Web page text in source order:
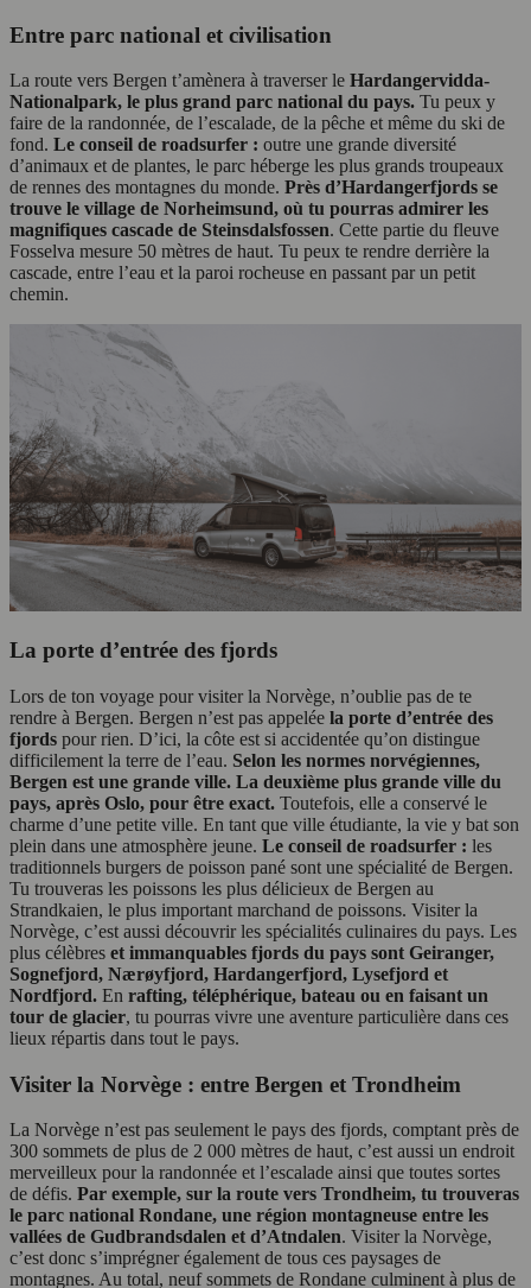
Entre parc national et civilisation
La route vers Bergen t’amènera à traverser le Hardangervidda-
Nationalpark, le plus grand parc national du pays. Tu peux y
faire de la randonnée, de l’escalade, de la pêche et même du ski de
fond. Le conseil de roadsurfer : outre une grande diversité
d’animaux et de plantes, le parc héberge les plus grands troupeaux
de rennes des montagnes du monde. Près d’Hardangerfjords se
trouve le village de Norheimsund, où tu pourras admirer les
magnifiques cascade de Steinsdalsfossen. Cette partie du fleuve
Fosselva mesure 50 mètres de haut. Tu peux te rendre derrière la
cascade, entre l’eau et la paroi rocheuse en passant par un petit
chemin.
La porte d’entrée des fjords
Lors de ton voyage pour visiter la Norvège, n’oublie pas de te
rendre à Bergen. Bergen n’est pas appelée la porte d’entrée des
fjords pour rien. D’ici, la côte est si accidentée qu’on distingue
difficilement la terre de l’eau. Selon les normes norvégiennes,
Bergen est une grande ville. La deuxième plus grande ville du
pays, après Oslo, pour être exact. Toutefois, elle a conservé le
charme d’une petite ville. En tant que ville étudiante, la vie y bat son
plein dans une atmosphère jeune. Le conseil de roadsurfer : les
traditionnels burgers de poisson pané sont une spécialité de Bergen.
Tu trouveras les poissons les plus délicieux de Bergen au
Strandkaien, le plus important marchand de poissons. Visiter la
Norvège, c’est aussi découvrir les spécialités culinaires du pays. Les
plus célèbres et immanquables fjords du pays sont Geiranger,
Sognefjord, Nærøyfjord, Hardangerfjord, Lysefjord et
Nordfjord. En rafting, téléphérique, bateau ou en faisant un
tour de glacier, tu pourras vivre une aventure particulière dans ces
lieux répartis dans tout le pays.
Visiter la Norvège : entre Bergen et Trondheim
La Norvège n’est pas seulement le pays des fjords, comptant près de
300 sommets de plus de 2 000 mètres de haut, c’est aussi un endroit
merveilleux pour la randonnée et l’escalade ainsi que toutes sortes
de défis. Par exemple, sur la route vers Trondheim, tu trouveras
le parc national Rondane, une région montagneuse entre les
vallées de Gudbrandsdalen et d’Atndalen. Visiter la Norvège,
c’est donc s’imprégner également de tous ces paysages de
montagnes. Au total, neuf sommets de Rondane culminent à plus de